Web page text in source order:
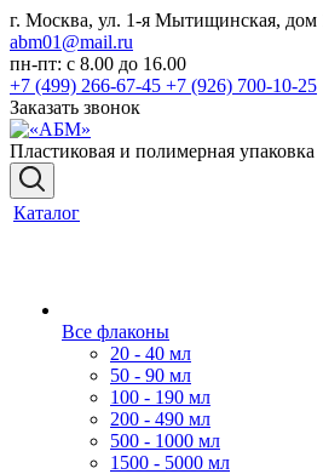
г. Москва, ул. 1-я Мытищинская, дом
abm01@mail.ru
пн-пт: с 8.00 до 16.00
+7 (499) 266-67-45 +7 (926) 700-10-25
Заказать звонок
Пластиковая и полимерная упаковка
Каталог
Все флаконы
20 - 40 мл
50 - 90 мл
100 - 190 мл
200 - 490 мл
500 - 1000 мл
1500 - 5000 мл